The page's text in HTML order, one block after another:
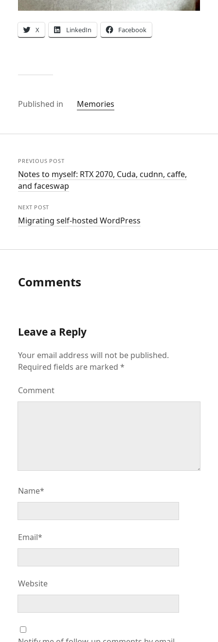
X LinkedIn Facebook
Published in Memories
PREVIOUS POST
Notes to myself: RTX 2070, Cuda, cudnn, caffe,
and faceswap
NEXT POST
Migrating self-hosted WordPress
Comments
Leave a Reply
Your email address will not be published.
Required fields are marked*
Comment
Name*
Email*
Website